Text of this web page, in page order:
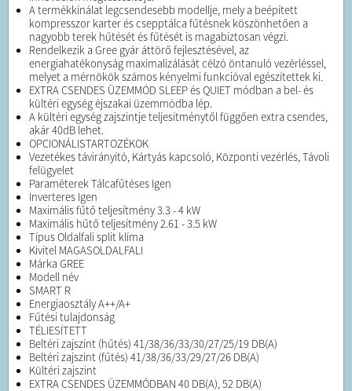
A termékkínálat legcsendesebb modellje, mely a beépített
kompresszor karter és csepptálca fűtésnek köszönhetően a
nagyobb terek hűtését és fűtését is magabiztosan végzi.
Rendelkezik a Gree gyár áttörő fejlesztésével, az
energiahatékonyság maximalizálását célzó öntanuló vezérléssel,
melyet a mérnökök számos kényelmi funkcióval egészítettek ki.
EXTRA CSENDES ÜZEMMÓD SLEEP és QUIET módban a bel- és
kültéri egység éjszakai üzemmódba lép.
A kültéri egység zajszintje teljesítménytől függően extra csendes,
akár 40dB lehet.
OPCIONÁLISTARTOZÉKOK
Vezetékes távirányító, Kártyás kapcsoló, Központi vezérlés, Távoli
felügyelet
Paraméterek Tálcafűtéses Igen
Inverteres Igen
Maximális fűtő teljesítmény 3.3 - 4 kW
Maximális hűtő teljesítmény 2.61 - 3.5 kW
Típus Oldalfali split klíma
Kivitel MAGASOLDALFALI
Márka GREE
Modell név
SMART R
Energiaosztály A++/A+
Fűtési tulajdonság
TÉLIESÍTETT
Beltéri zajszint (hűtés) 41/38/36/33/30/27/25/19 DB(A)
Beltéri zajszint (fűtés) 41/38/36/33/29/27/26 DB(A)
Kültéri zajszint
EXTRA CSENDES ÜZEMMÓDBAN 40 DB(A), 52 DB(A)